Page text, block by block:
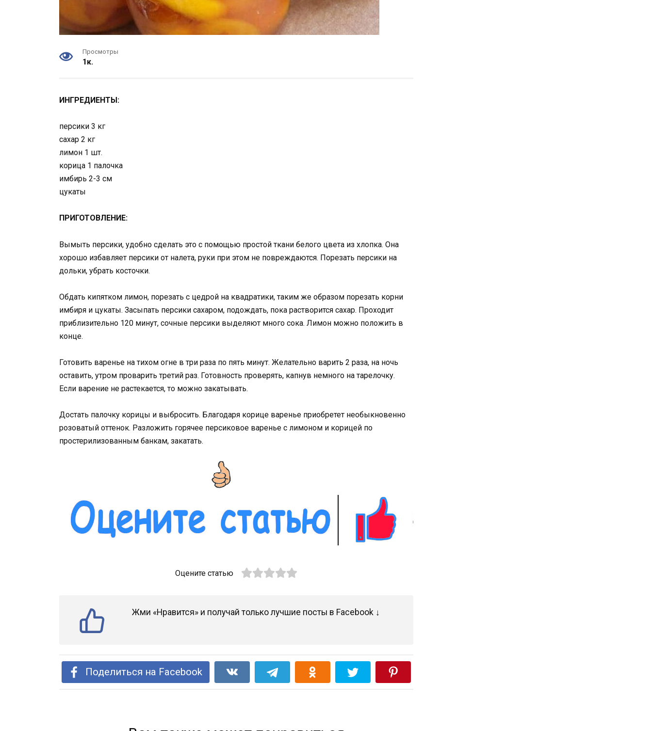
Просмотры
1к.
ИНГРЕДИЕНТЫ:
персики 3 кг
сахар 2 кг
лимон 1 шт.
корица 1 палочка
имбирь 2-3 см
цукаты
ПРИГОТОВЛЕНИЕ:
Вымыть персики, удобно сделать это с помощью простой ткани белого цвета из хлопка. Она
хорошо избавляет персики от налета, руки при этом не повреждаются. Порезать персики на
дольки, убрать косточки.
Обдать кипятком лимон, порезать с цедрой на квадратики, таким же образом порезать корни
имбиря и цукаты. Засыпать персики сахаром, подождать, пока растворится сахар. Проходит
приблизительно 120 минут, сочные персики выделяют много сока. Лимон можно положить в
конце.
Готовить варенье на тихом огне в три раза по пять минут. Желательно варить 2 раза, на ночь
оставить, утром проварить третий раз. Готовность проверять, капнув немного на тарелочку.
Если варение не растекается, то можно закатывать.
Достать палочку корицы и выбросить. Благодаря корице варенье приобретет необыкновенно
розоватый оттенок. Разложить горячее персиковое варенье с лимоном и корицей по
простерилизованным банкам, закатать.
Оцените статью
Жми «Нравится» и получай только лучшие посты в Facebook ↓
Поделиться на Facebook